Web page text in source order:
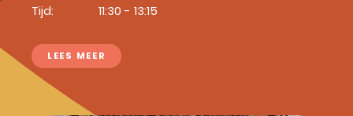
Tijd:
11:30 - 13:15
LEES MEER